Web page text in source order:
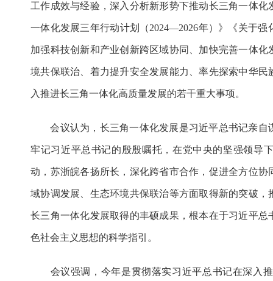
工作成效与经验，深入分析新形势下推动长三角一体
一体化发展三年行动计划（2024—2026年）》《关于
加强科技创新和产业创新跨区域协同、加快完善一体
境共保联治、着力提升安全发展能力、率先探索中华
入推进长三角一体化高质量发展的若干重大事项。
会议认为，长三角一体化发展是习近平总书记亲自
牢记习近平总书记的殷殷嘱托，在党中央的坚强领导
动，苏浙皖各扬所长，深化跨省市合作，促进全方位
域协调发展、生态环境共保联治等方面取得新的突破
长三角一体化发展取得的丰硕成果，根本在于习近平
色社会主义思想的科学指引。
会议强调，今年是贯彻落实习近平总书记在深入推